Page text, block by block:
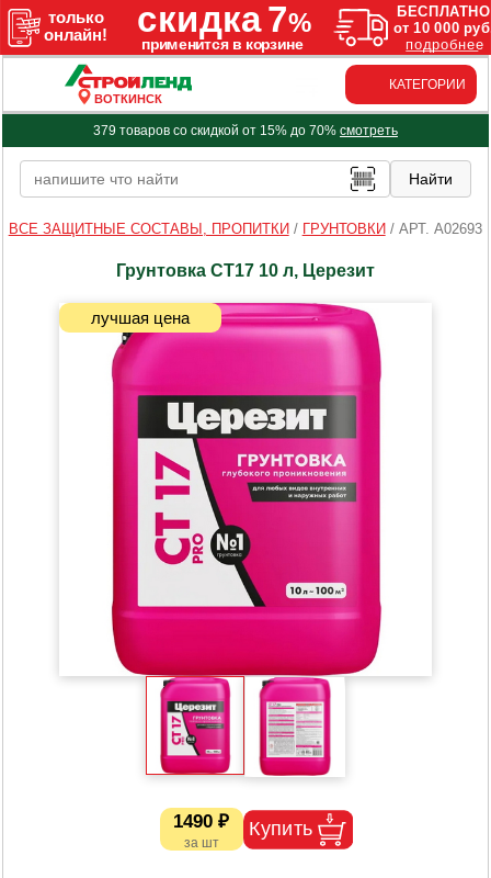
ВОТКИНСК
КАТЕГОРИИ
379 товаров со скидкой от 15% до 70% смотреть
ВСЕ ЗАЩИТНЫЕ СОСТАВЫ, ПРОПИТКИ / ГРУНТОВКИ / АРТ. A02693
Грунтовка СТ17 10 л, Церезит
1490 ₽